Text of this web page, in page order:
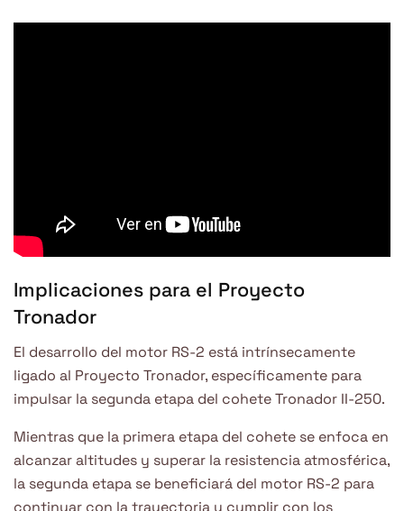
Implicaciones para el Proyecto
Tronador
El desarrollo del motor RS-2 está intrínsecamente
ligado al Proyecto Tronador, específicamente para
impulsar la segunda etapa del cohete Tronador II-250.
Mientras que la primera etapa del cohete se enfoca en
alcanzar altitudes y superar la resistencia atmosférica,
la segunda etapa se beneficiará del motor RS-2 para
continuar con la trayectoria y cumplir con los